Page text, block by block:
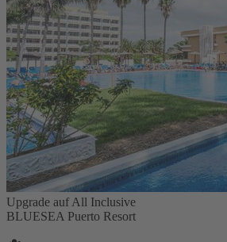
Upgrade auf All Inclusive
BLUESEA Puerto Resort